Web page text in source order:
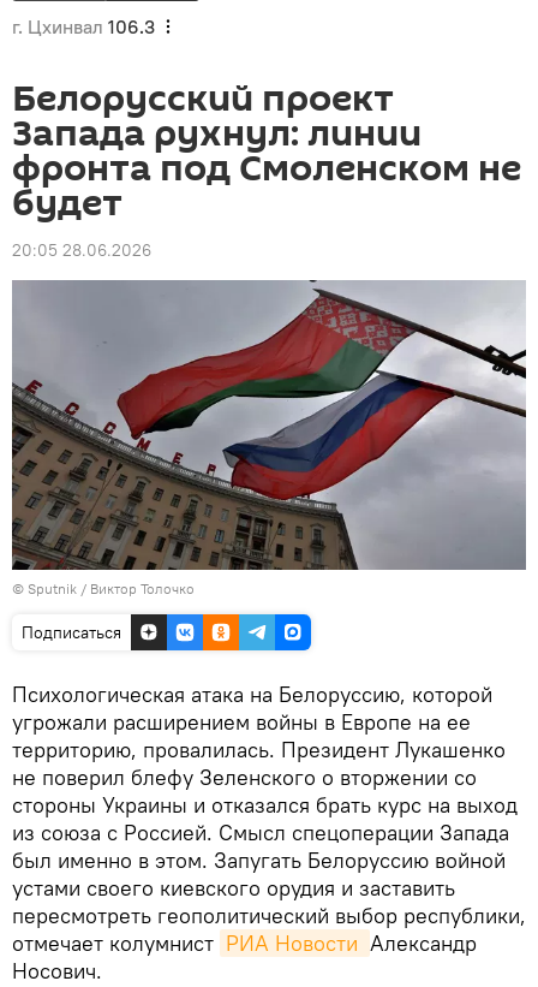
г. Цхинвал 106.3
Белорусский проект
Запада рухнул: линии
фронта под Смоленском не
будет
20:05 28.06.2026
© Sputnik / Виктор Толочко
Подписаться
Психологическая атака на Белоруссию, которой
угрожали расширением войны в Европе на ее
территорию, провалилась. Президент Лукашенко
не поверил блефу Зеленского о вторжении со
стороны Украины и отказался брать курс на выход
из союза с Россией. Смысл спецоперации Запада
был именно в этом. Запугать Белоруссию войной
устами своего киевского орудия и заставить
пересмотреть геополитический выбор республики,
отмечает колумнист РИА Новости Александр
Носович.